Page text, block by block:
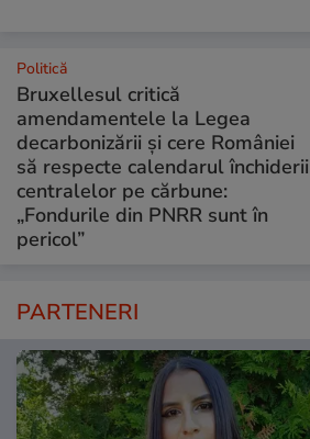
Politică
Bruxellesul critică
amendamentele la Legea
decarbonizării și cere României
să respecte calendarul închiderii
centralelor pe cărbune:
„Fondurile din PNRR sunt în
pericol”
PARTENERI